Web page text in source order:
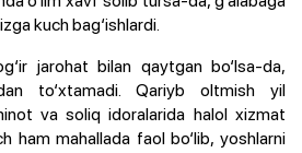
kuch bag‘ishlardi.
jarohat bilan qaytgan bo‘lsa-da,
to‘xtamadi. Qariyb oltmish yil
va soliq idoralarida halol xizmat
ham mahallada faol bo‘lib, yoshlarni